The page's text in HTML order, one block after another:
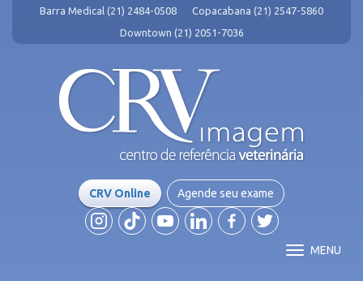
Barra Medical (21) 2484-0508
Copacabana (21) 2547-5860
Downtown (21) 2051-7036
CRV Online Agende seu exame
MENU